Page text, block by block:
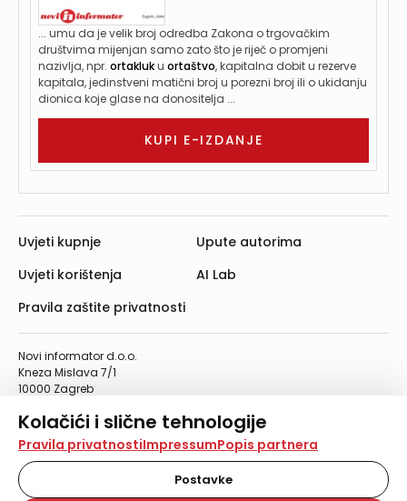
Kolačići i slične tehnologije
Na našoj web stranici koristimo kolačiće i slične
tehnologije za pohranu, čitanje i obradu informacija na
vašem uređaju. Time poboljšavamo korisničko iskustvo,
analiziramo promet na stranici te prikazujemo sadržaje i
Pravila privatnostiImpressumPopis partnera
Postavke
... umu da je velik broj odredba Zakona o trgovačkim
društvima mijenjan samo zato što je riječ o promjeni
nazivlja, npr. ortakluku ortaštvo, kapitalna dobit u rezerve
kapitala, jedinstveni matični broj u porezni broj ili o ukidanju
dionica koje glase na donositelja ...
KUPI E-IZDANJE
Novi informator d.o.o.
Kneza Mislava 7/1
10000 Zagreb
Telefaks: 01/4612-553
info@informator.hr
PRATITE NAS:
Uvjeti kupnje
Uvjeti korištenja
Pravila zaštite privatnosti
Upute autorima
AI Lab